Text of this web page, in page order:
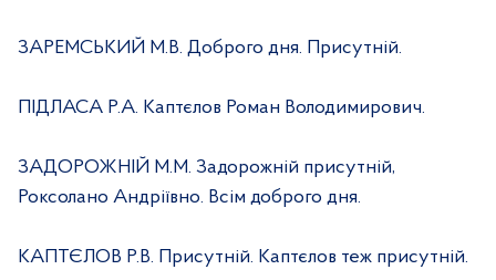
ЗАРЕМСЬКИЙ М.В. Доброго дня. Присутній.
ПІДЛАСА Р.А. Каптєлов Роман Володимирович.
ЗАДОРОЖНІЙ М.М. Задорожній присутній,
Роксолано Андріївно. Всім доброго дня.
КАПТЄЛОВ Р.В. Присутній. Каптєлов теж присутній.